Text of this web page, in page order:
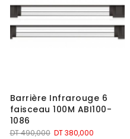
Barrière Infrarouge 6
faisceau 100M ABI100-
1086
DT490,000 Le
DT380,000Le